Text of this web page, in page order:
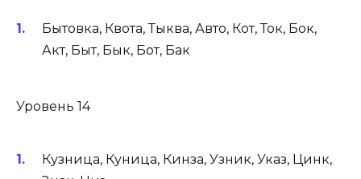
Бытовка, Квота, Тыква, Авто, Кот, Ток, Бок,
Акт, Быт, Бык, Бот, Бак
Уровень 14
Кузница, Куница, Кинза, Узник, Указ, Цинк,